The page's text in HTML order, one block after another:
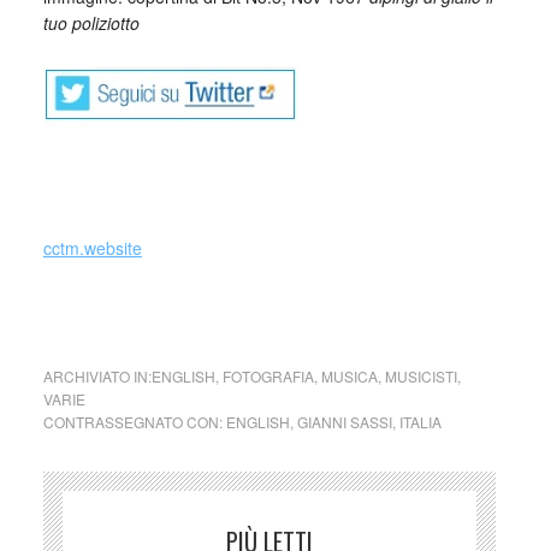
tuo poliziotto
cctm.website
ARCHIVIATO IN:ENGLISH FOTOGRAFIA, MUSICA, MUSICISTI,
VARIE
CONTRASSEGNATO CON: ENGLISH GIANNI SASSI, ITALIA
PIÙ LETTI